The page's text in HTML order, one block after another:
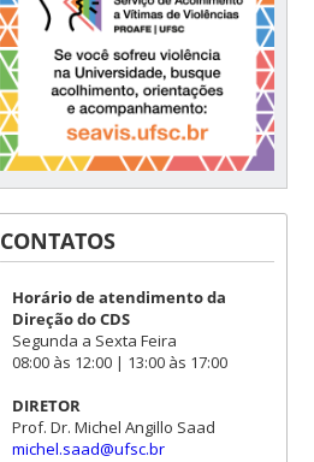
CONTATOS
Horário de atendimento da
Direção do CDS
Segunda a Sexta Feira
08:00 às 12:00 | 13:00 às 17:00
DIRETOR
Prof. Dr. Michel Angillo Saad
michel.saad@ufsc.br